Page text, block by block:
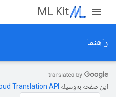
ML Kit
راهنما
این صفحه به‌وسیله